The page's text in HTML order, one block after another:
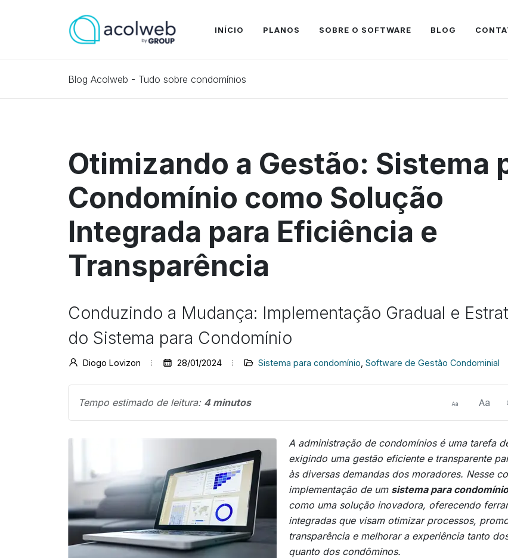
INÍCIO PLANOS SOBRE O SOFTWARE BLOG
Blog Acolweb - Tudo sobre condomínios
Otimizando a Gestão: Sistema
Condomínio como Solução
Integrada para Eficiência e
Transparência
Conduzindo a Mudança: Implementação Gradual e
do Sistema para Condomínio
Diogo Lovizon 28/01/2024 Sistema para condomínio Software de Gestão Condominial
Tempo estimado de leitura: 4 minutos
A administração de condomínios é uma tarefa
exigindo uma gestão eficiente e transparente
às diversas demandas dos moradores. Nesse
implementação de um sistema para condomínio
como uma solução inovadora, oferecendo
integradas que visam otimizar processos,
transparência e melhorar a experiência tanto
quanto dos condôminos.